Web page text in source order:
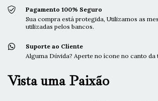
Pagamento 100% Seguro
Sua compra está protegida, Utilizamos as
utilizadas pelos bancos.
Suporte ao Cliente
Alguma Dúvida? Aperte no ícone no canto da
Vista uma Paixão